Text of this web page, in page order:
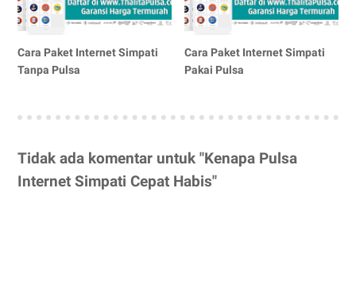
Cara Paket Internet Simpati
Tanpa Pulsa
Cara Paket Internet Simpati
Pakai Pulsa
Tidak ada komentar untuk "Kenapa Pulsa
Internet Simpati Cepat Habis"